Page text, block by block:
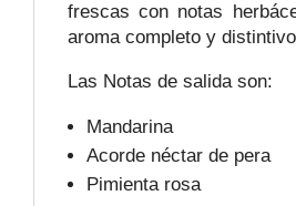
frescas con notas
aroma completo y
Las Notas de salida son:
Mandarina
Acorde néctar de pera
Pimienta rosa